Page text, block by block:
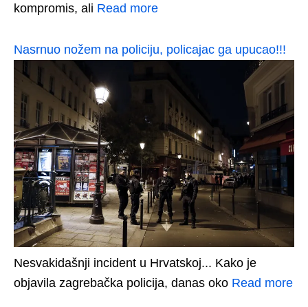
kompromis, ali Read more
Nasrnuo nožem na policiju, policajac ga upucao!!!
Nesvakidašnji incident u Hrvatskoj... Kako je
objavila zagrebačka policija, danas oko Read more